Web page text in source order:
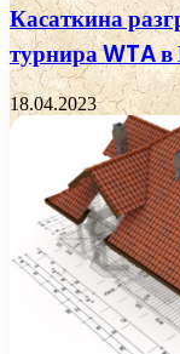
Касаткина
турнира WTA
18.04.2023